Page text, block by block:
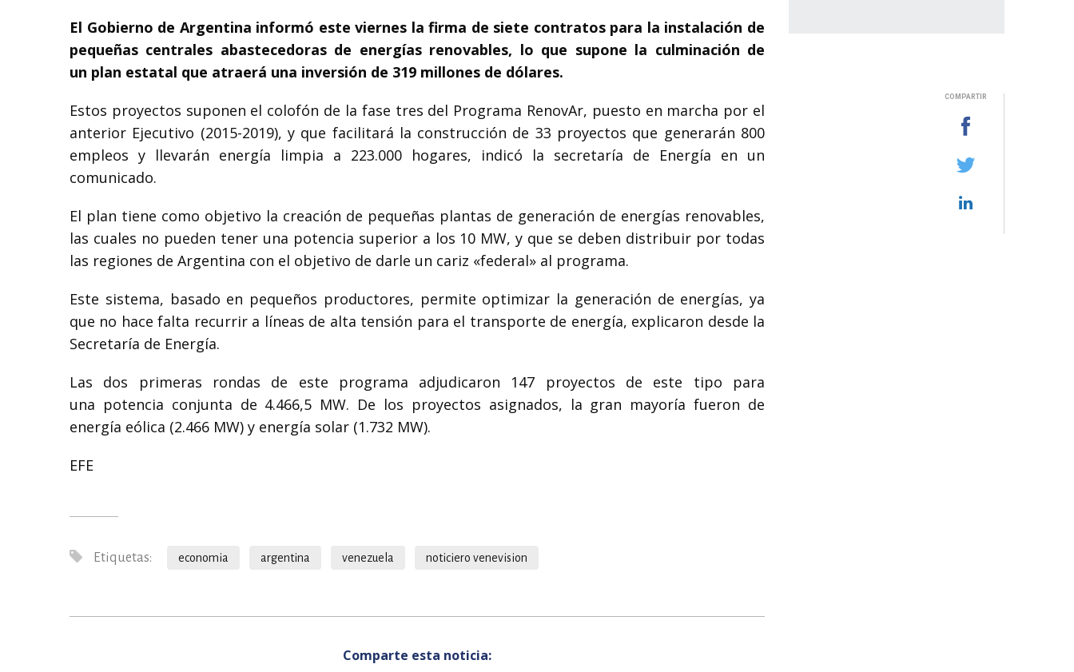
El Gobierno de Argentina informó este viernes la firma de siete contratos para la instalación de
pequeñas centrales abastecedoras de energías renovables, lo que supone la culminación de
un plan estatal que atraerá una inversión de 319 millones de dólares.
Estos proyectos suponen el colofón de la fase tres del Programa RenovAr, puesto en marcha por el
anterior Ejecutivo (2015-2019), y que facilitará la construcción de 33 proyectos que generarán 800
empleos y llevarán energía limpia a 223.000 hogares, indicó la secretaría de Energía en un
comunicado.
El plan tiene como objetivo la creación de pequeñas plantas de generación de energías renovables,
las cuales no pueden tener una potencia superior a los 10 MW, y que se deben distribuir por todas
las regiones de Argentina con el objetivo de darle un cariz «federal» al programa.
Este sistema, basado en pequeños productores, permite optimizar la generación de energías, ya
que no hace falta recurrir a líneas de alta tensión para el transporte de energía, explicaron desde la
Secretaría de Energía.
Las dos primeras rondas de este programa adjudicaron 147 proyectos de este tipo para
una potencia conjunta de 4.466,5 MW. De los proyectos asignados, la gran mayoría fueron de
energía eólica (2.466 MW) y energía solar (1.732 MW).
EFE
Etiquetas: economia argentina venezuela noticiero venevision
Comparte esta noticia:
COMPARTIR